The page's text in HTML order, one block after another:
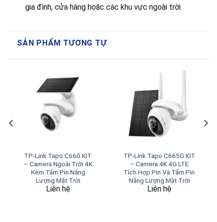
gia đình, cửa hàng hoặc các khu vực ngoài trời.
SẢN PHẨM TƯƠNG TỰ
TP-Link Tapo C660 KIT
– Camera Ngoài Trời 4K
Kèm Tấm Pin Năng
Lượng Mặt Trời
Liên hệ
TP-Link Tapo C665G KIT
– Camera 4K 4G LTE
Tích Hợp Pin Và Tấm Pin
Năng Lượng Mặt Trời
Liên hệ